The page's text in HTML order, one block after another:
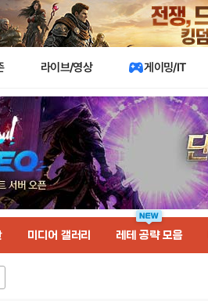
라이브/영상 게이밍/IT
미디어 갤러리 레테 공략 모음